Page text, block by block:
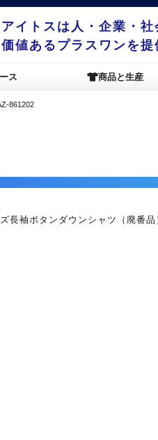
アイトスは人・企業・社
価値あるプラスワンを提
ス 商品と生産
861202
ズ長袖ボタンダウンシャツ（廃番